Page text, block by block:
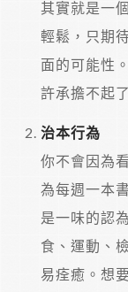
其實就是一
輕鬆，只期
面的可能性
許承擔不起
治本行為
你不會因為
為每週一本
是一味的認
食、運動、
易痊癒。想